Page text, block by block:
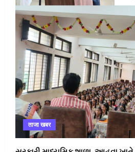
ताजा खबर